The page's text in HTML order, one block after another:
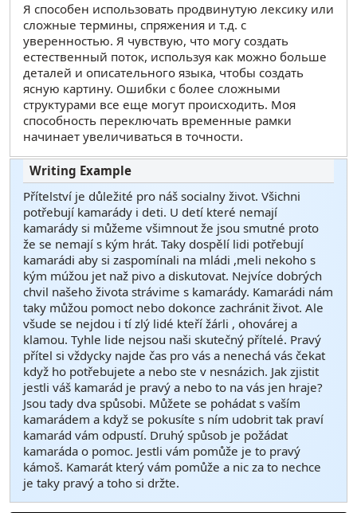
Я способен использовать продвинутую лексику или
сложные термины, спряжения и т.д. с
уверенностью. Я чувствую, что могу создать
естественный поток, используя как можно больше
деталей и описательного языка, чтобы создать
ясную картину. Ошибки с более сложными
структурами все еще могут происходить. Моя
способность переключать временные рамки
начинает увеличиваться в точности.
Přítelství je důležité pro náš socialny život. Všichni
potřebují kamarády i deti. U detí které nemají
kamarády si můžeme všimnout že jsou smutné proto
že se nemají s kým hrát. Taky dospělí lidi potřebují
kamarádi aby si zaspomínali na mládi ,meli nekoho s
kým múžou jet naž pivo a diskutovat. Nejvíce dobrých
chvil našeho života strávime s kamarády. Kamarádi nám
taky můžou pomoct nebo dokonce zachránit život. Ale
všude se nejdou i tí zlý lidé kteří žárli , ohovárej a
klamou. Tyhle lide nejsou naši skutečný přítelé. Pravý
přítel si vždycky najde čas pro vás a nenechá vás čekat
když ho potřebujete a nebo ste v nesnázich. Jak zjistit
jestli váš kamarád je pravý a nebo to na vás jen hraje?
Jsou tady dva spůsobi. Můžete se pohádat s vaším
kamarádem a když se pokusíte s ním udobrit tak praví
kamarád vám odpustí. Druhý spůsob je požádat
kamaráda o pomoc. Jestli vám pomůže je to pravý
kámoš. Kamarát který vám pomůže a nic za to nechce
je taky pravý a toho si držte.